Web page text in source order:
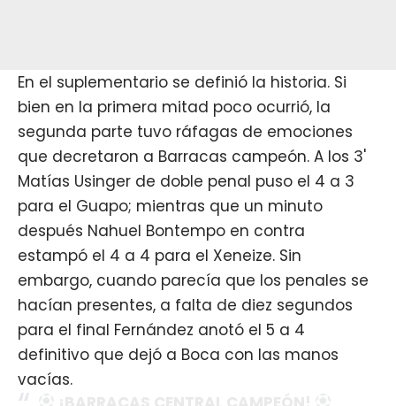
En el suplementario se definió la historia. Si
bien en la primera mitad poco ocurrió, la
segunda parte tuvo ráfagas de emociones
que decretaron a Barracas campeón. A los 3'
Matías Usinger de doble penal puso el 4 a 3
para el Guapo; mientras que un minuto
después Nahuel Bontempo en contra
estampó el 4 a 4 para el Xeneize. Sin
embargo, cuando parecía que los penales se
hacían presentes, a falta de diez segundos
para el final Fernández anotó el 5 a 4
definitivo que dejó a Boca con las manos
vacías.